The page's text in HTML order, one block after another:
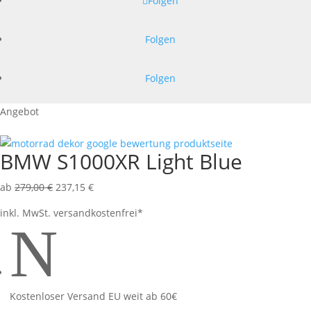
Folgen
Folgen
Angebot
BMW S1000XR Light Blue
ab 279,00€ 237,15 €
inkl. MwSt. versandkostenfrei*
N
Kostenloser Versand EU weit ab 60€